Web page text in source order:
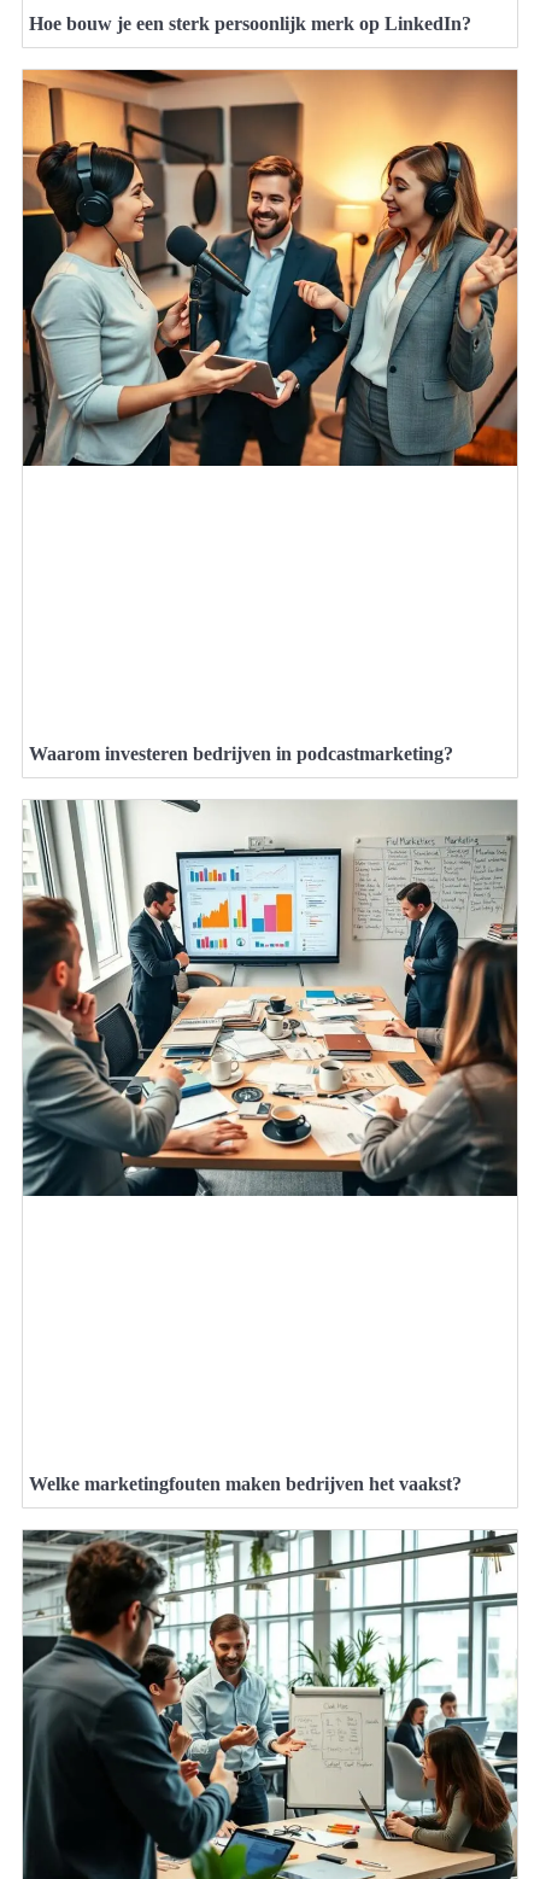
Hoe bouw je een sterk persoonlijk merk op LinkedIn?
Waarom investeren bedrijven in podcastmarketing?
Welke marketingfouten maken bedrijven het vaakst?